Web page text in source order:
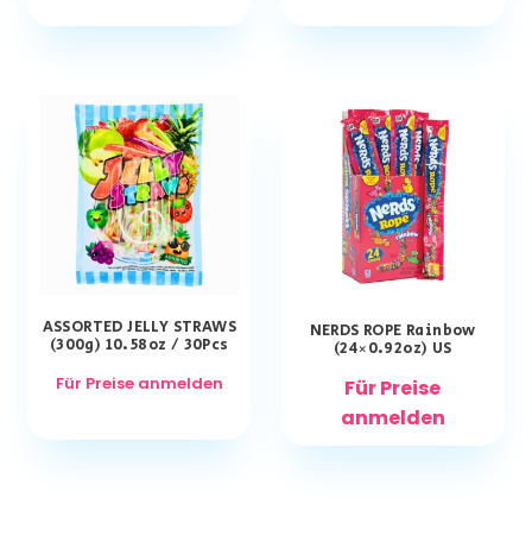
ASSORTED JELLY STRAWS
(300g) 10.58oz / 30Pcs
Für Preise anmelden
NERDS ROPE Rainbow
(24×0.92oz) US
Für Preise
anmelden